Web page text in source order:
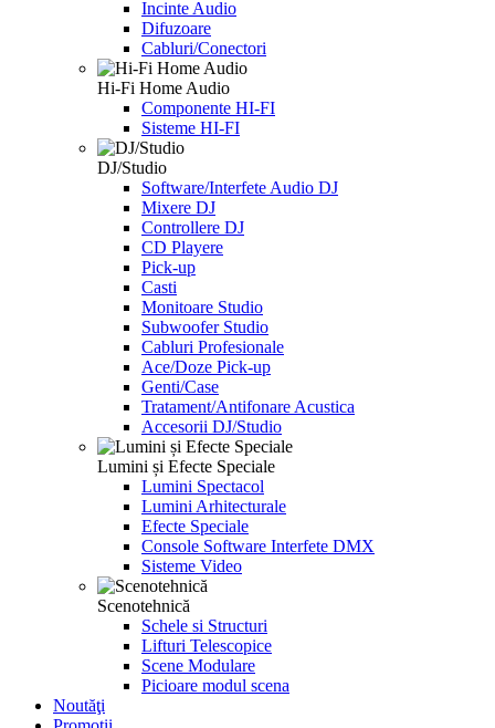
Incinte Audio
Difuzoare
Cabluri/Conectori
Hi-Fi Home Audio
Componente HI-FI
Sisteme HI-FI
DJ/Studio
Software/Interfete Audio DJ
Mixere DJ
Controllere DJ
CD Playere
Pick-up
Casti
Monitoare Studio
Subwoofer Studio
Cabluri Profesionale
Ace/Doze Pick-up
Genti/Case
Tratament/Antifonare Acustica
Accesorii DJ/Studio
Lumini și Efecte Speciale
Lumini Spectacol
Lumini Arhitecturale
Efecte Speciale
Console Software Interfete DMX
Sisteme Video
Scenotehnică
Schele si Structuri
Lifturi Telescopice
Scene Modulare
Picioare modul scena
Noutăţi